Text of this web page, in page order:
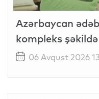
Azərbaycan
kompleks
06 Avqust 2026